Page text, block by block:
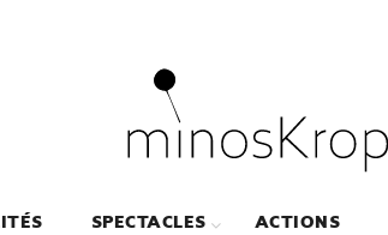
SPECTACLES ACTIONS